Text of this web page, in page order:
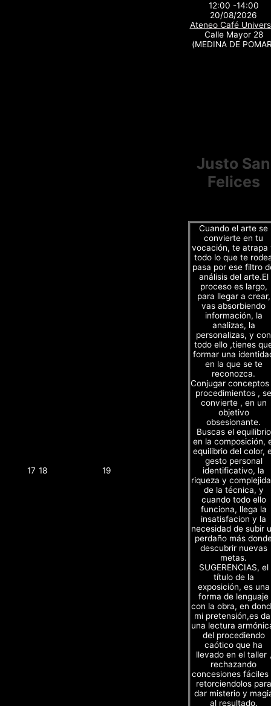
17 18 19
12:00 -14:00
20/08/2026
Ateneo Café
Calle Mayor 28
(MEDINA DE
Justo San
Felices
Cuando el arte se
convierte en tu
vocación, te atrapa
todo lo que te
pasa por ese filtro
análisis del arte.El
proceso es largo,
para llegar a crear,
vas absorbiendo
información, la
analizas, la
personalizas, y con
todo ello ,tienes
formar una
en la que se te
reconozca.
Conjugar
procedimientos , se
convierte , en un
objetivo
obsesionante.
Buscas el equilibrio
en la composición,
equilibrio del color,
gesto personal
identificativo, la
riqueza y
de la técnica, y
cuando todo ello
funciona, llega la
insatisfacion y la
necesidad de subir
perdaño más
descubrir nuevas
metas.
SUGERENCIAS, el
título de la
exposición, es una
forma de lenguaje
con la obra, en
mi pretensión,es
una lectura
del procediendo
caótico que ha
llevado en el taller ,
rechazando
concesiones fáciles
retorciendolos para
dar misterio y
al resultado.